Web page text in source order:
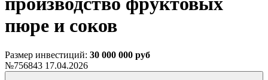
пюре и соков
Размер инвестиций: 30 000 000 руб
№756843 17.04.2026